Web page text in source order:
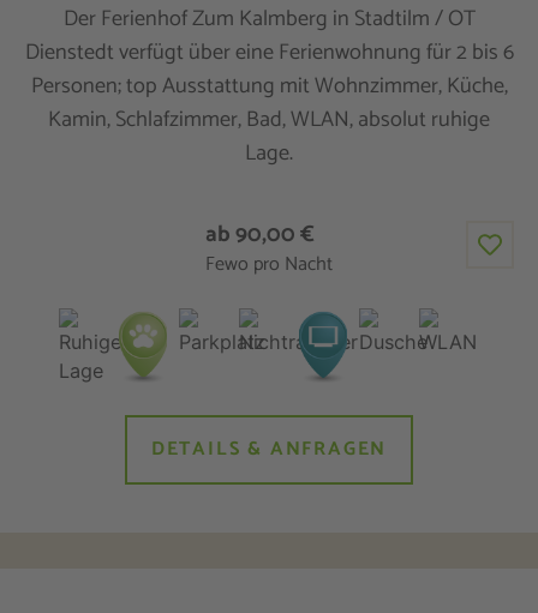
Der Ferienhof Zum Kalmberg in Stadtilm / OT
Dienstedt verfügt über eine Ferienwohnung für 2 bis 6
Personen; top Ausstattung mit Wohnzimmer, Küche,
Kamin, Schlafzimmer, Bad, WLAN, absolut ruhige
Lage.
ab 90,00 €
Fewo pro Nacht
DETAILS & ANFRAGEN